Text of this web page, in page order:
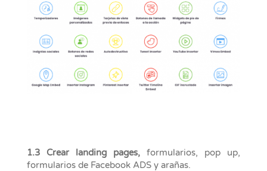
1.3 Crear landing pages, formularios, pop up,
formularios de Facebook ADS y arañas.